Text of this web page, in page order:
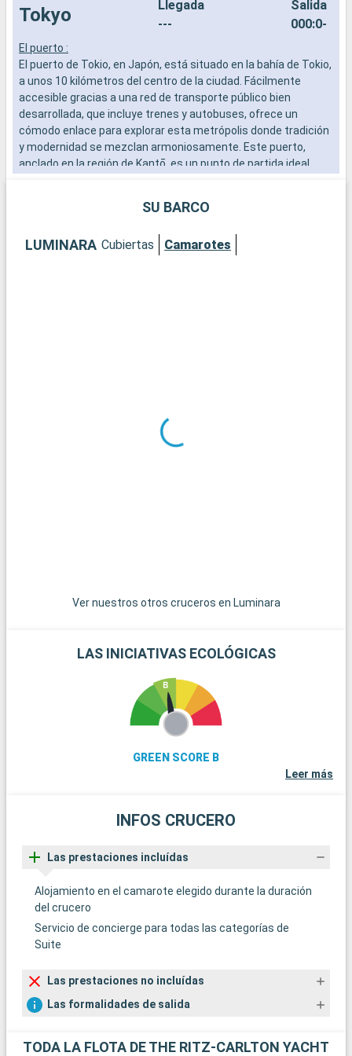
Tokyo
Llegada
---
Salida
000:0-
El puerto :
El puerto de Tokio, en Japón, está situado en la bahía de Tokio,
a unos 10 kilómetros del centro de la ciudad. Fácilmente
accesible gracias a una red de transporte público bien
desarrollada, que incluye trenes y autobuses, ofrece un
cómodo enlace para explorar esta metrópolis donde tradición
y modernidad se mezclan armoniosamente. Este puerto,
anclado en la región de Kantō, es un punto de partida ideal
Qué se puede visitar en Tokio?
que ofrecer. Visite el templo Senso-ji, uno de los más antiguos
interesantes. Nikko, a unos 150 kilómetros, es famosa por sus
santuarios y templos declarados Patrimonio de la Humanidad
SU BARCO
LUMINARA Cubiertas Camarotes
Ver nuestros otros cruceros en Luminara
LAS INICIATIVAS ECOLÓGICAS
GREEN SCORE B
Leer más
INFOS CRUCERO
Las prestaciones incluídas
Alojamiento en el camarote elegido durante la duración
del crucero
Servicio de concierge para todas las categorías de
Suite
Las prestaciones no incluídas
Las formalidades de salida
TODA LA FLOTA DE THE RITZ-CARLTON YACHT